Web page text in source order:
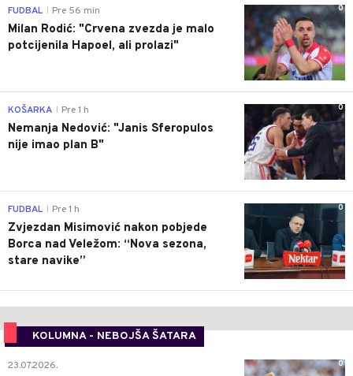
0
FUDBAL Pre 56 min
Milan Rodić: "Crvena zvezda je malo
potcijenila Hapoel, ali prolazi"
0
KOŠARKA Pre 1 h
Nemanja Nedović: "Janis Sferopulos
nije imao plan B"
0
FUDBAL Pre 1 h
Zvjezdan Misimović nakon pobjede
Borca nad Veležom: “Nova sezona,
stare navike”
KOLUMNA - NEBOJŠA ŠATARA
0
23.07.2026.